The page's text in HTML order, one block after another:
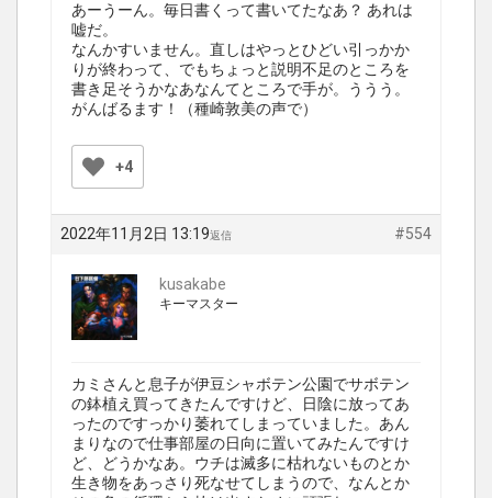
あーうーん。毎日書くって書いてたなあ？ あれは
嘘だ。
なんかすいません。直しはやっとひどい引っかか
りが終わって、でもちょっと説明不足のところを
書き足そうかなあなんてところで手が。ううう。
がんばるます！（種崎敦美の声で）
+4
2022年11月2日 13:19 #554
返信
kusakabe
キーマスター
カミさんと息子が伊豆シャボテン公園でサボテン
の鉢植え買ってきたんですけど、日陰に放ってあ
ったのですっかり萎れてしまっていました。あん
まりなので仕事部屋の日向に置いてみたんですけ
ど、どうかなあ。ウチは滅多に枯れないものとか
生き物をあっさり死なせてしまうので、なんとか